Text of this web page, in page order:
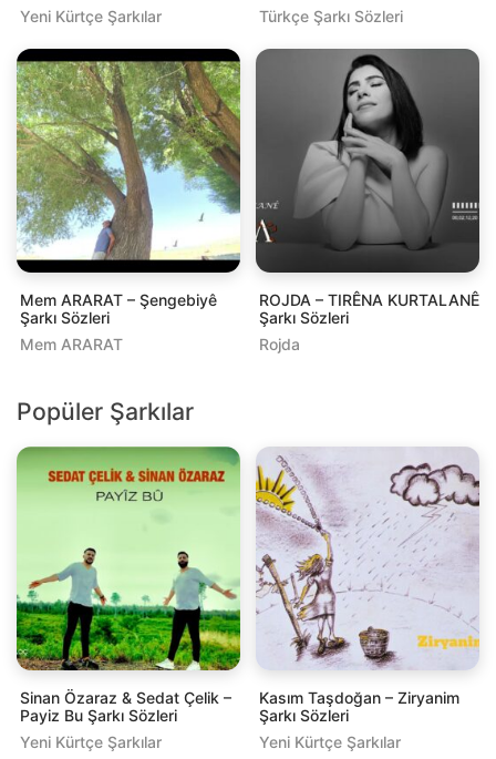
Yeni Kürtçe Şarkılar
Türkçe Şarkı Sözleri
Mem ARARAT – Şengebiyê
Şarkı Sözleri
Mem ARARAT
ROJDA – TIRÊNA KURTALANÊ
Şarkı Sözleri
Rojda
Popüler Şarkılar
Sinan Özaraz & Sedat Çelik –
Payiz Bu Şarkı Sözleri
Yeni Kürtçe Şarkılar
Kasım Taşdoğan – Ziryanim
Şarkı Sözleri
Yeni Kürtçe Şarkılar